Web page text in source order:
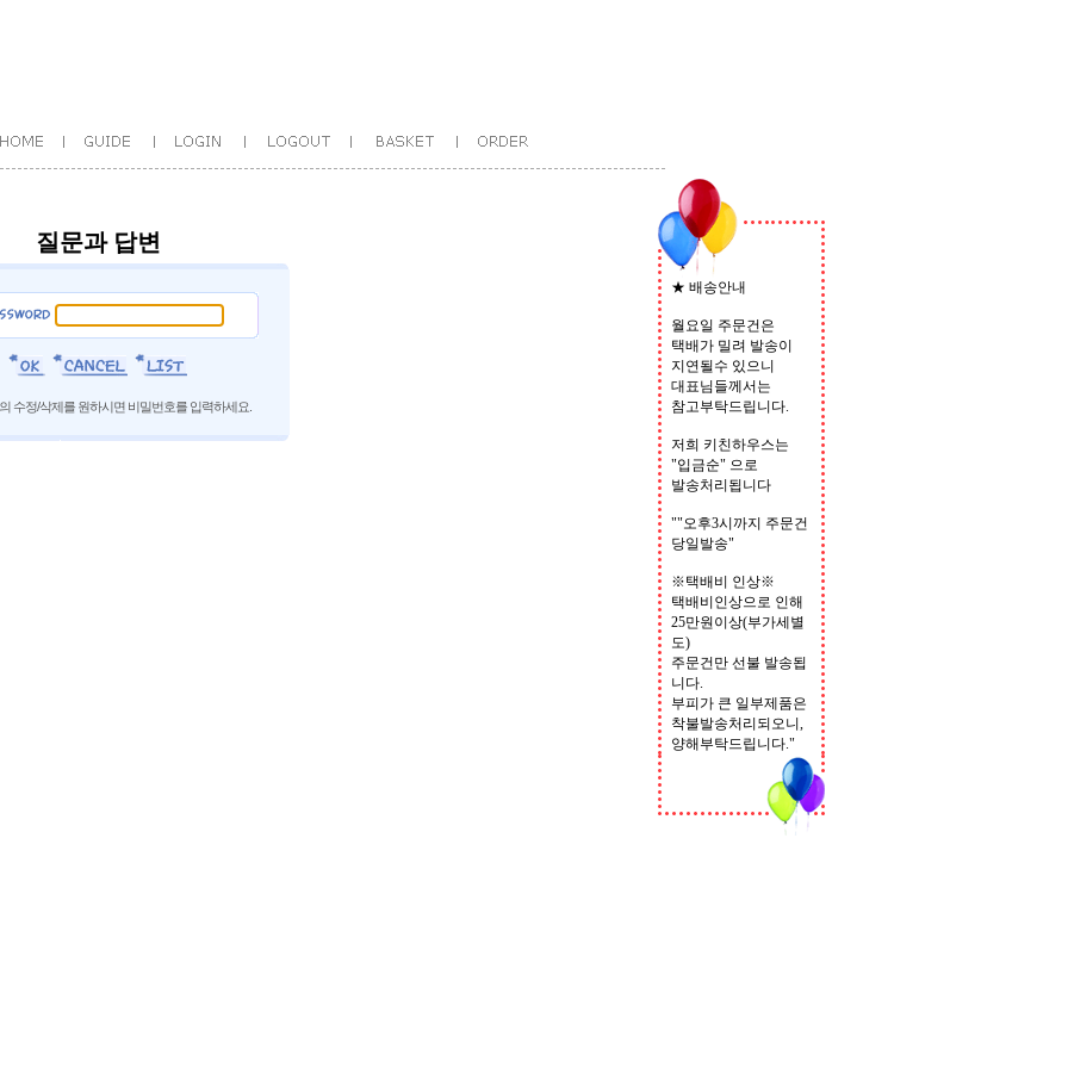
질문과 답변
수정/삭제를 원하시면 비밀번호를 입력하세요.
★ 배송안내
월요일 주문건은
택배가 밀려 발송이
지연될수 있으니
대표님들께서는
참고부탁드립니다.
저희 키친하우스는
"입금순" 으로
발송처리됩니다
""오후3시까지 주문건
당일발송"
※택배비 인상※
택배비인상으로 인해
25만원이상(부가세별
도)
주문건만 선불 발송됩
니다.
부피가 큰 일부제품은
착불발송처리되오니,
양해부탁드립니다."